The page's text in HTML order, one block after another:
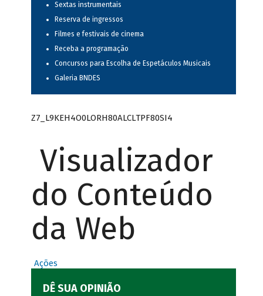
Sextas instrumentais
Reserva de ingressos
Filmes e festivais de cinema
Receba a programação
Concursos para Escolha de Espetáculos Musicais
Galeria BNDES
Z7_L9KEH4O0LORH80ALCLTPF80SI4
Visualizador
do Conteúdo
da Web
Ações
DÊ SUA OPINIÃO